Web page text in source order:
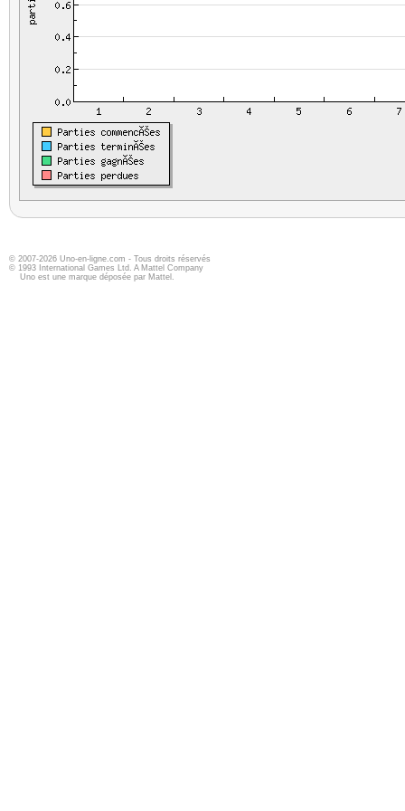
© 2007-2026 Uno-en-ligne.com - Tous droits réservés
© 1993 International Games Ltd. A Mattel Company
Uno est une marque déposée par Mattel.